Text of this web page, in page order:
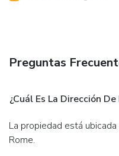
Preguntas
¿Cuál Es La Dirección
La propiedad está ubicada en Via Giovanni Nicotera 26 en
Rome.